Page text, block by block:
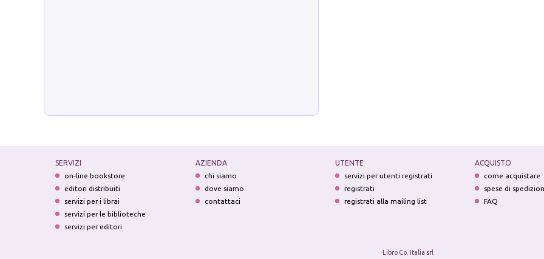
SERVIZI
on-line bookstore
editori distribuiti
servizi per i librai
servizi per le biblioteche
servizi per editori
AZIENDA
chi siamo
dove siamo
contattaci
UTENTE
servizi per utenti registrati
registrati
registrati alla mailing list
ACQUISTO
come acquistare
spese di
FAQ
Libro Co. Italia srl